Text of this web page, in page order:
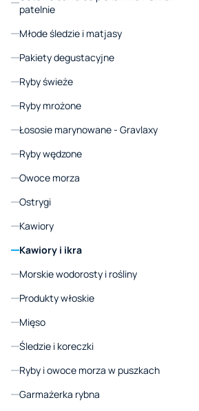
patelnie
Młode śledzie i matjasy
Pakiety degustacyjne
Ryby świeże
Ryby mrożone
Łososie marynowane - Gravlaxy
Ryby wędzone
Owoce morza
Ostrygi
Kawiory
Kawiory i ikra
Morskie wodorosty i rośliny
Produkty włoskie
Mięso
Śledzie i koreczki
Ryby i owoce morza w puszkach
Garmażerka rybna